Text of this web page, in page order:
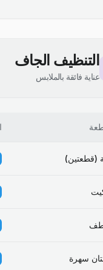
التنظيف الجاف
عناية فائقة بالملابس
(قطعتين)
سهرة